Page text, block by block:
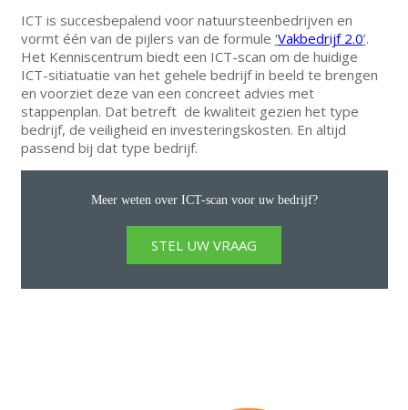
ICT is succesbepalend voor natuursteenbedrijven en
vormt één van de pijlers van de formule ‘Vakbedrijf 2.0’.
Het Kenniscentrum biedt een ICT-scan om de huidige
ICT-sitiatuatie van het gehele bedrijf in beeld te brengen
en voorziet deze van een concreet advies met
stappenplan. Dat betreft de kwaliteit gezien het type
bedrijf, de veiligheid en investeringskosten. En altijd
passend bij dat type bedrijf.
Meer weten over ICT-scan voor uw bedrijf?
STEL UW VRAAG